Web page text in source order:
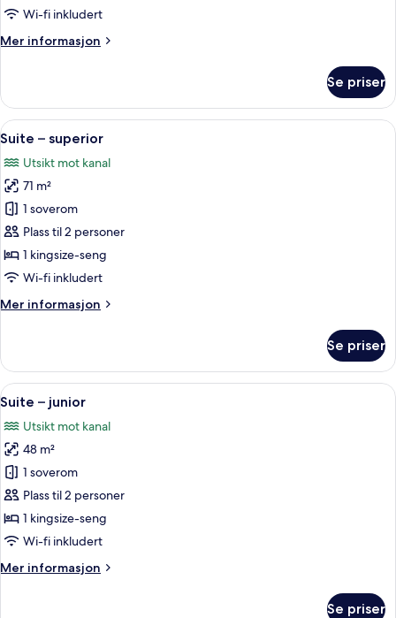
Wi-fi inkludert
Mer informasjon
Mer
–
superior
Se priser
Åpne
alle
bildene
av
Suite
–
superior
Allergitestet sengetøy, dundyner,
8
Suite – superior
Utsikt mot kanal
71 m²
1 soverom
Plass til 2 personer
1 kingsize-seng
Wi-fi inkludert
Mer informasjon
Mer
–
superior
Se priser
Åpne
alle
bildene
av
Suite
–
junior
Suite – junior | Allergitestet
15
Suite – junior
Utsikt mot kanal
48 m²
1 soverom
Plass til 2 personer
1 kingsize-seng
Wi-fi inkludert
Mer informasjon
Mer
Se priser